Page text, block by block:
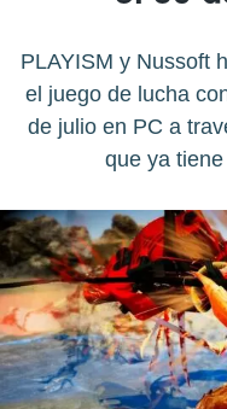
PLAYISM y Nussoft
el juego de lucha
de julio en PC a
que ya